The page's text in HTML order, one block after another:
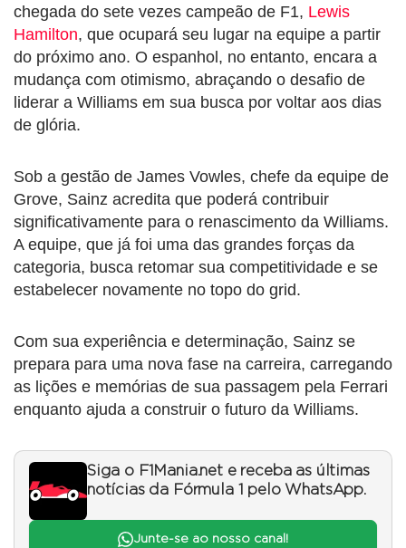
chegada do sete vezes campeão de F1, Lewis
Hamilton, que ocupará seu lugar na equipe a partir
do próximo ano. O espanhol, no entanto, encara a
mudança com otimismo, abraçando o desafio de
liderar a Williams em sua busca por voltar aos dias
de glória.
Sob a gestão de James Vowles, chefe da equipe de
Grove, Sainz acredita que poderá contribuir
significativamente para o renascimento da Williams.
A equipe, que já foi uma das grandes forças da
categoria, busca retomar sua competitividade e se
estabelecer novamente no topo do grid.
Com sua experiência e determinação, Sainz se
prepara para uma nova fase na carreira, carregando
as lições e memórias de sua passagem pela Ferrari
enquanto ajuda a construir o futuro da Williams.
Siga o F1Mania.net e receba as últimas
notícias da Fórmula 1 pelo WhatsApp.
Junte-se ao nosso canal!